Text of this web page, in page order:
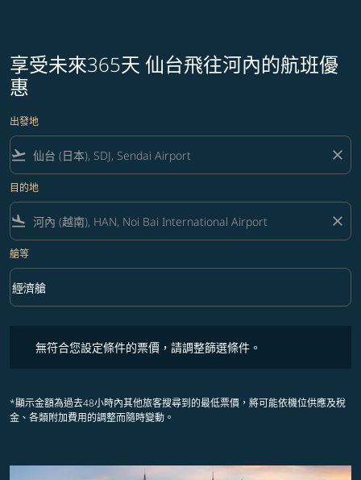
享受未來365天 仙台飛往河內的航班優
惠
出發地
flight_takeoff close
目的地
flight_land close
艙等
艙等 option 經濟艙 Selected
經濟艙
keyboard_arrow_down
無符合您設定條件的票價，請調整篩選條件。
*顯示金額為過去48小時內其他旅客搜尋到的最低票價，將可能依機位供應及稅
金、各類附加費用的調整而隨時變動。